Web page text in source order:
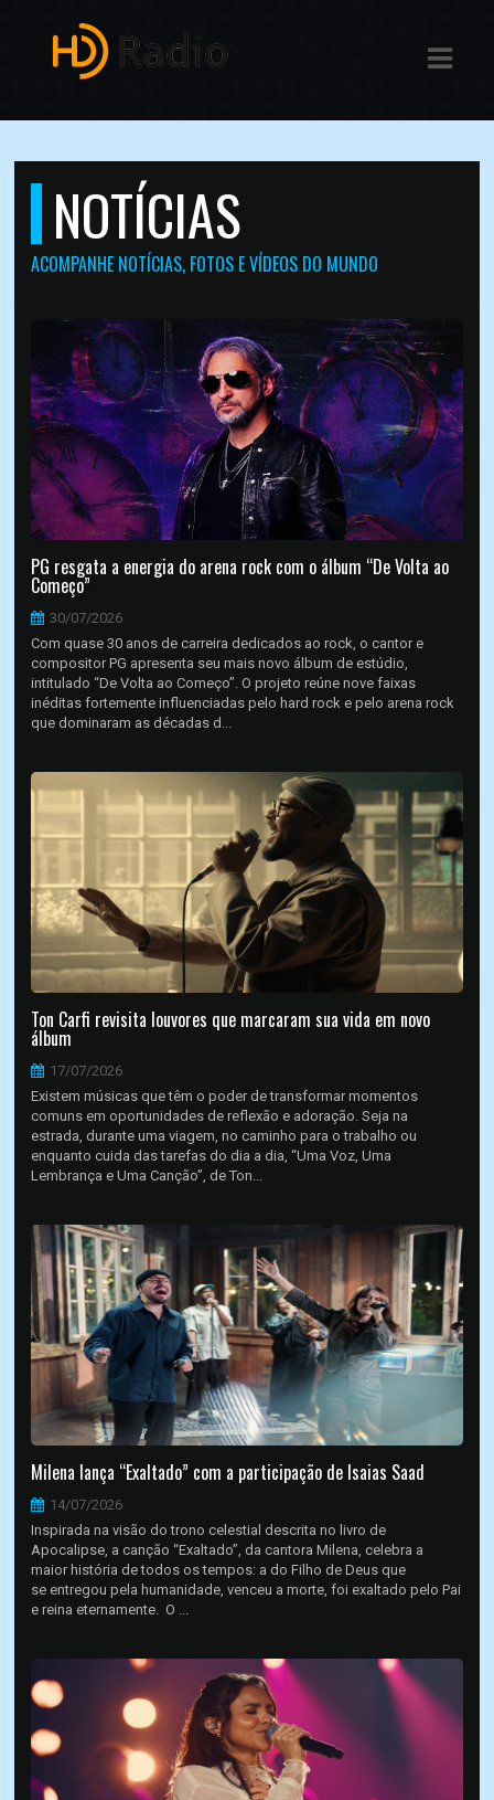
NOTÍCIAS
ACOMPANHE NOTÍCIAS, FOTOS E VÍDEOS DO MUNDO
PG resgata a energia do arena rock com o álbum “De Volta ao
Começo”
30/07/2026
Com quase 30 anos de carreira dedicados ao rock, o cantor e
compositor PG apresenta seu mais novo álbum de estúdio,
intitulado “De Volta ao Começo”. O projeto reúne nove faixas
inéditas fortemente influenciadas pelo hard rock e pelo arena rock
que dominaram as décadas d...
Ton Carfi revisita louvores que marcaram sua vida em novo
álbum
17/07/2026
Existem músicas que têm o poder de transformar momentos
comuns em oportunidades de reflexão e adoração. Seja na
estrada, durante uma viagem, no caminho para o trabalho ou
enquanto cuida das tarefas do dia a dia, “Uma Voz, Uma
Lembrança e Uma Canção”, de Ton...
Milena lança “Exaltado” com a participação de Isaias Saad
14/07/2026
Inspirada na visão do trono celestial descrita no livro de
Apocalipse, a canção “Exaltado”, da cantora Milena, celebra a
maior história de todos os tempos: a do Filho de Deus que
se entregou pela humanidade, venceu a morte, foi exaltado pelo Pai
e reina eternamente. O ...